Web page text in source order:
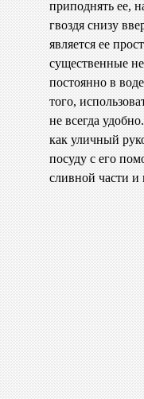
приподнять ее,
гвоздя снизу
является ее
существенные
постоянно в
того,
не всегда
как уличный
посуду с его
сливной части и